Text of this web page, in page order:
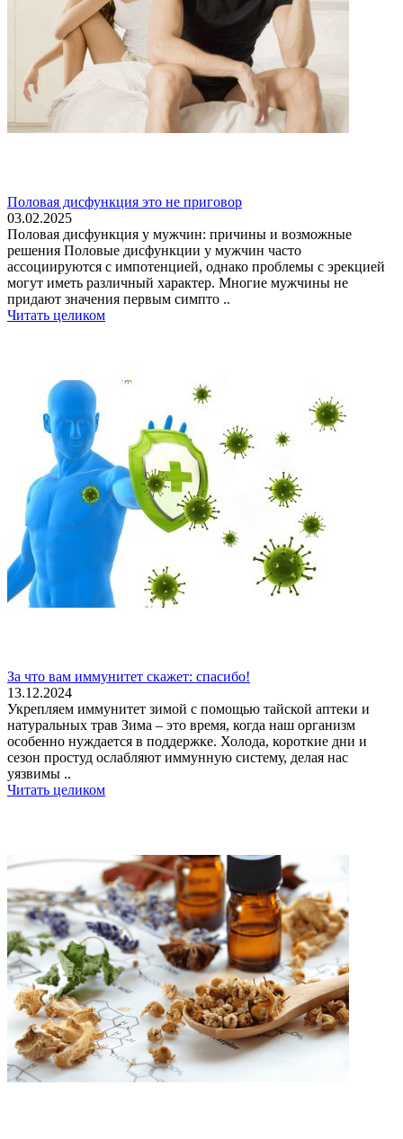
Половая дисфункция это не приговор
03.02.2025
Половая дисфункция у мужчин: причины и возможные
решения Половые дисфункции у мужчин часто
ассоциируются с импотенцией, однако проблемы с эрекцией
могут иметь различный характер. Многие мужчины не
придают значения первым симпто ..
Читать целиком
За что вам иммунитет скажет: спасибо!
13.12.2024
Укрепляем иммунитет зимой с помощью тайской аптеки и
натуральных трав Зима – это время, когда наш организм
особенно нуждается в поддержке. Холода, короткие дни и
сезон простуд ослабляют иммунную систему, делая нас
уязвимы ..
Читать целиком